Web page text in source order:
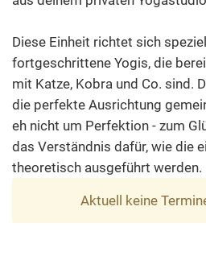
Diese Einheit richtet sich
fortgeschrittene Yogis, die
mit Katze, Kobra und Co. sind.
die perfekte Ausrichtung
eh nicht um Perfektion - zum
das Verständnis dafür, wie die
theoretisch ausgeführt werden.
Aktuell keine